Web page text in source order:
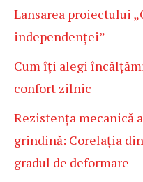
Lansarea proiectului
independenței”
Cum îți alegi
confort zilnic
Rezistența mecanică
grindină: Corelația
gradul de deformare